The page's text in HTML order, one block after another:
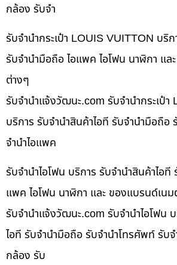
กล้อง รับจำ
รับจำนำกระเป๋า LOUIS VUITTON บริ
รับจำนำมือถือ ไอแพค ไอโฟน นาฬิกา แล
ต่างๆ
รับจํานําแจ้งวัฒนะ.com รับจำนำกระเป๋
บริการ รับจำนำสินค้าไอที รับจำนำมือถือ
จำนำไอแพค
รับจำนำไอโฟน บริการ รับจำนำสินค้าไอที
แพค ไอโฟน นาฬิกา และ ของแบรนด์เนม
รับจํานําแจ้งวัฒนะ.com รับจำนำไอโฟน
ไอที รับจำนำมือถือ รับจำนำโทรศัพท์ รับ
กล้อง รับ